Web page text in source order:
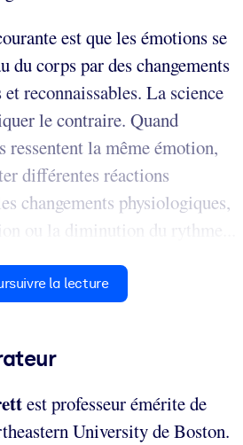
est que les émotions se
du corps par des changements
reconnaissables. La science
le contraire. Quand
ressentent la même émotion,
différentes réactions
changements physiologiques,
ou la diminution du rythme...
la lecture
est professeur émérite de
University de Boston.